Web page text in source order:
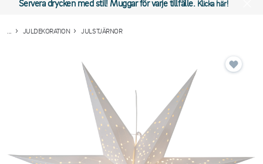
Servera drycken med stil! Muggar för varje tillfälle. Klicka här!
JULDEKORATION JULSTJÄRNOR